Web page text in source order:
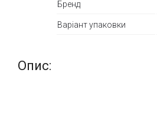
Бренд
Варіант упаковки
Опис: